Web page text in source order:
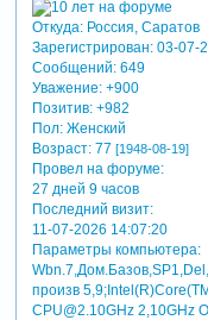
Откуда:Россия, Саратов
Зарегистрирован: 03-07-
Сообщений:649
Уважение: +900
Позитив: +982
Пол:Женский
Возраст:77 [1948-08-19]
Провел на форуме:
27 дней 9 часов
Последний визит:
11-07-2026 14:07:20
Параметры компьютера:
произв
CPU@2.10GHz 2,10GHz